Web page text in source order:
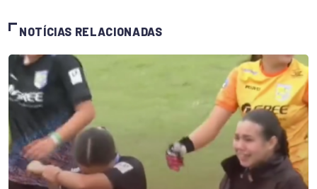
NOTÍCIAS RELACIONADAS